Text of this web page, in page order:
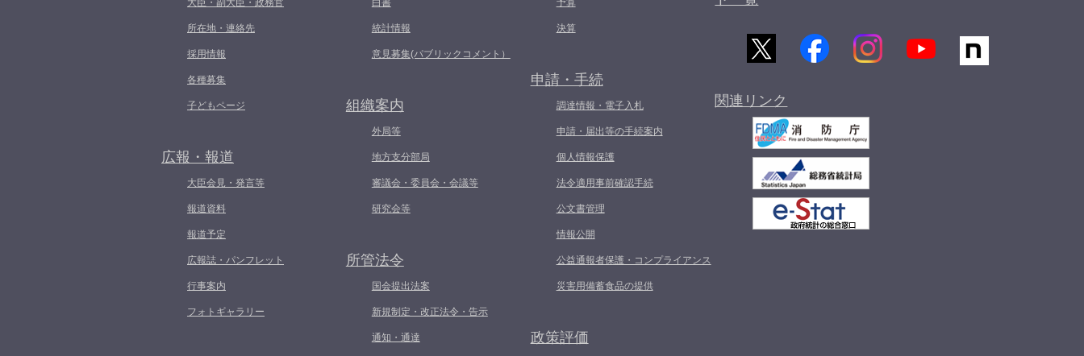
大臣・副大臣・政務官
所在地・連絡先
採用情報
各種募集
子どもページ
広報・報道
大臣会見・発言等
報道資料
報道予定
広報誌・パンフレット
行事案内
フォトギャラリー
白書
統計情報
意見募集(パブリックコメント）
組織案内
外局等
地方支分部局
審議会・委員会・会議等
研究会等
所管法令
国会提出法案
新規制定・改正法令・告示
通知・通達
予算
決算
申請・手続
調達情報・電子入札
申請・届出等の手続案内
個人情報保護
法令適用事前確認手続
公文書管理
情報公開
公益通報者保護・コンプライアンス
災害用備蓄食品の提供
政策評価
関連リンク